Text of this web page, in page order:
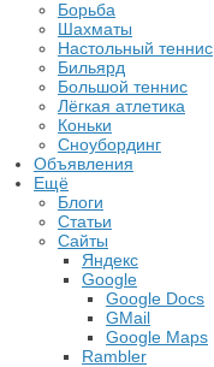
Борьба
Шахматы
Настольный теннис
Бильярд
Большой теннис
Лёгкая атлетика
Коньки
Сноубординг
Объявления
Ещё
Блоги
Статьи
Сайты
Яндекс
Google
Google Docs
GMail
Google Maps
Rambler